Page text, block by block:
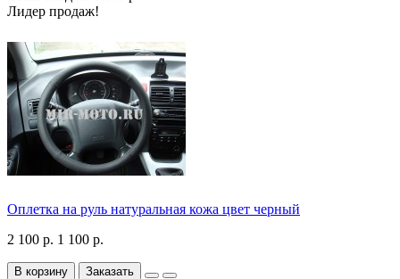
Лидер продаж!
Оплетка на руль натуральная кожа цвет черный
2 100 р. 1 100 р.
В корзину Заказать